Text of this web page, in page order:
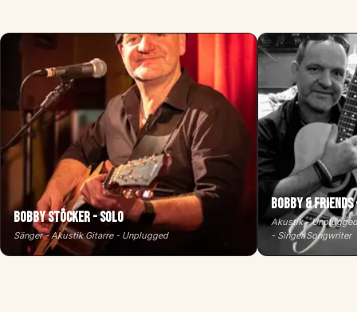
Bobby Stöcker - Solo
Sänger - Akustik Gitarre - Unplugged
Bobby &
Akustik -
- Singer Songwriter